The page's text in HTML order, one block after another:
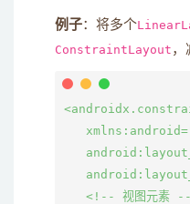
例子：将多个
ConstraintLayout ，
<!-- 视图元素